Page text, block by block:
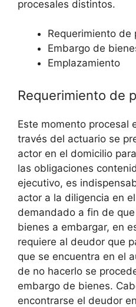
procesales distintos.
Requerimiento de
Embargo de
Emplazamiento
Requerimiento de
Este momento procesal
través del actuario se
actor en el domicilio
las obligaciones
ejecutivo, es
actor a la diligencia en
demandado a fin de
bienes a embargar, en
requiere al deudor que
que se encuentra en el
de no hacerlo se
embargo de bienes.
encontrarse el deudor